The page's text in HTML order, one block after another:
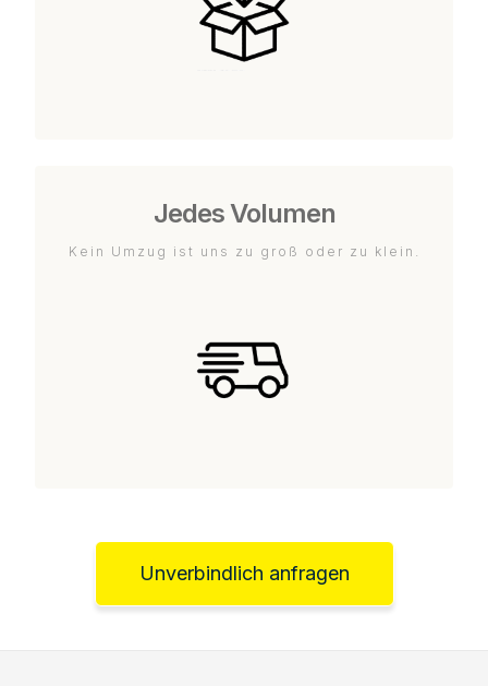
Jedes Volumen
Kein Umzug ist uns zu groß oder zu klein.
Unverbindlich anfragen